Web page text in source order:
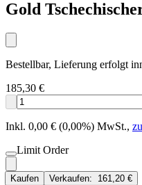
Gold
Bestellbar, Lieferung erfolgt
185,30 €
Inkl. 0,00 € (0,00%) MwSt.,
Limit Order
Kaufen Verkaufen: 161,20 €